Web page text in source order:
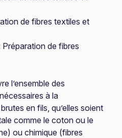
de fibres textiles et
de fibres
l’ensemble des
à la
en fils, qu’elles soient
comme le coton ou le
ou chimique (fibres